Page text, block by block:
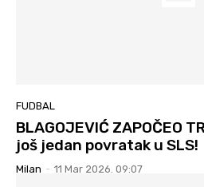
FUDBAL
BLAGOJEVIĆ ZAPOČEO
još jedan povratak u SLS!
Milan - 11 Mar 2026. 09:07